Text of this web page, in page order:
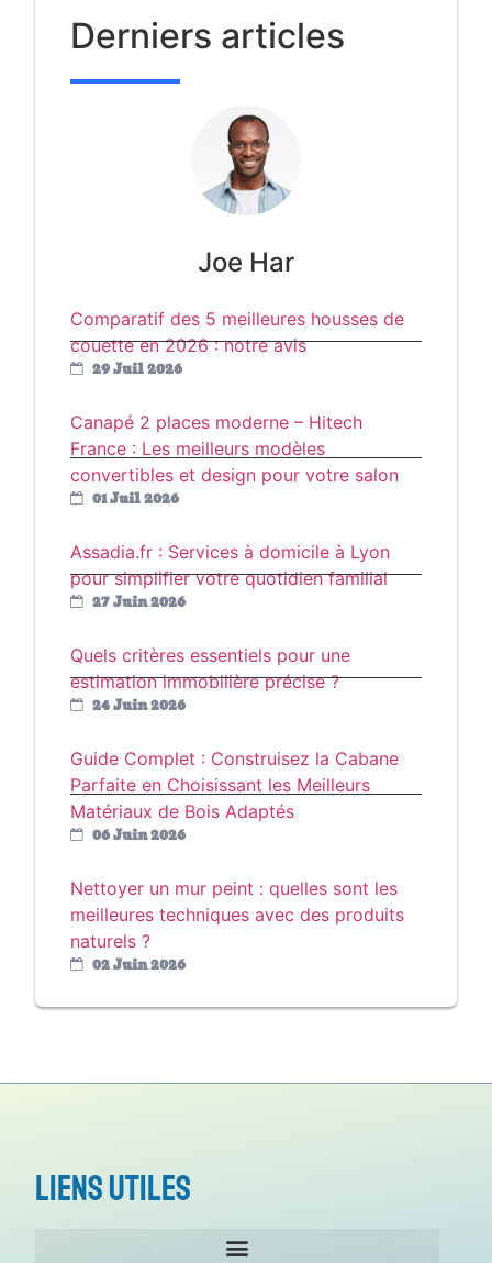
Derniers articles
Joe Har
Comparatif des 5 meilleures housses de
couette en 2026 : notre avis
29 Juil 2026
Canapé 2 places moderne – Hitech
France : Les meilleurs modèles
convertibles et design pour votre salon
01 Juil 2026
Assadia.fr : Services à domicile à Lyon
pour simplifier votre quotidien familial
27 Juin 2026
Quels critères essentiels pour une
estimation immobilière précise ?
24 Juin 2026
Guide Complet : Construisez la Cabane
Parfaite en Choisissant les Meilleurs
Matériaux de Bois Adaptés
06 Juin 2026
Nettoyer un mur peint : quelles sont les
meilleures techniques avec des produits
naturels ?
02 Juin 2026
Liens utiles